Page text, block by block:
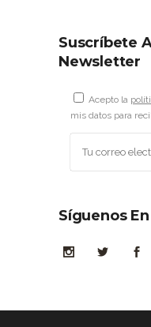
Suscríbete
Newsletter
Acepto la
mis datos para
Síguenos En